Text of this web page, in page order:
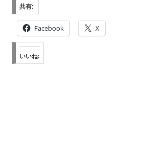
共有:
Facebook X
いいね: